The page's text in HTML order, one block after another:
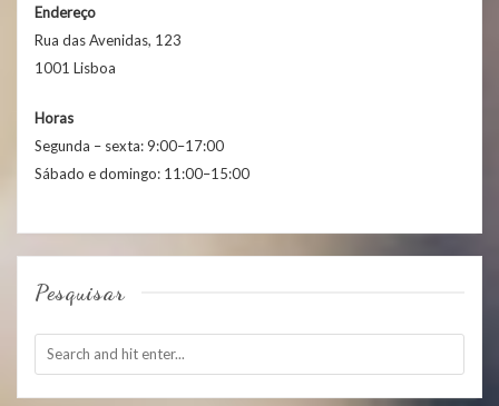
Endereço
Rua das Avenidas, 123
1001 Lisboa
Horas
Segunda – sexta: 9:00–17:00
Sábado e domingo: 11:00–15:00
Pesquisar